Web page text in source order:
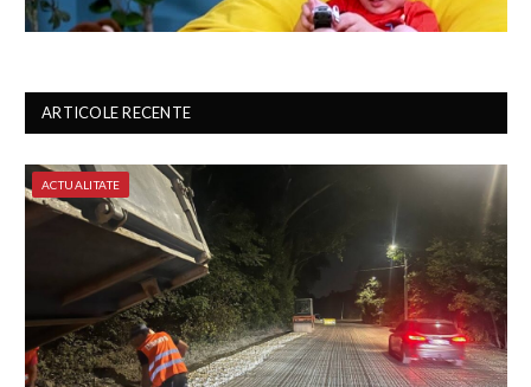
ARTICOLE RECENTE
ACTUALITATE